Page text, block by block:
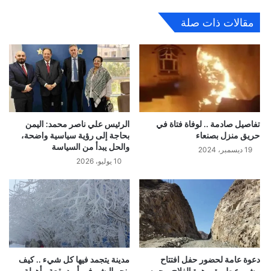
مقالات ذات صلة
تفاصيل صادمة .. لوفاة فتاة في
حريق منزل بصنعاء
19 ديسمبر، 2024
الرئيس علي ناصر محمد: اليمن
بحاجة إلى رؤية سياسية واضحة،
والحل يبدأ من السياسة
10 يوليو، 2026
دعوة عامة لحضور حفل افتتاح
مدينة يتجمد فيها كل شيء .. كيف